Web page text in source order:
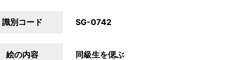
識別コード SG-0742
絵の内容 同級生を偲ぶ